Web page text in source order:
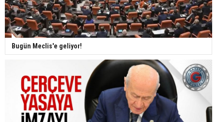
Bugün Meclis'e geliyor!